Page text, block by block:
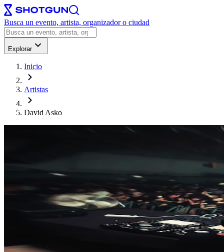
Busca un evento, artista, organizador o ciudad
Explorar
Inicio
Artistas
David Asko